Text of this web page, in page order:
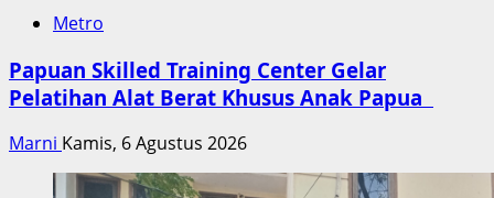
Metro
Papuan Skilled Training Center Gelar
Pelatihan Alat Berat Khusus Anak Papua
Marni Kamis, 6 Agustus 2026